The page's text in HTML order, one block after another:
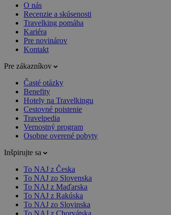
O nás
Recenzie a skúsenosti
Travelking pomáha
Kariéra
Pre novinárov
Kontakt
Pre zákazníkov
Časté otázky
Benefity
Hotely na Travelkingu
Cestovné poistenie
Travelpedia
Vernostný program
Osobne overené pobyty
Inšpirujte sa
To NAJ z Česka
To NAJ zo Slovenska
To NAJ z Maďarska
To NAJ z Rakúska
To NAJ zo Slovinska
To NAJ z Chorvátska